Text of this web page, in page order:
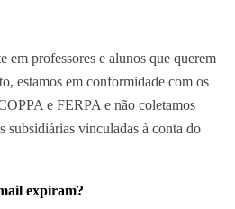
em professores e alunos que querem
estamos em conformidade com os
e FERPA e não coletamos
subsidiárias vinculadas à conta do
expiram?